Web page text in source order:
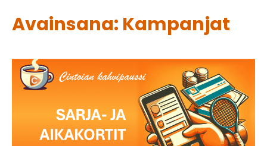
Avainsana: Kampanjat